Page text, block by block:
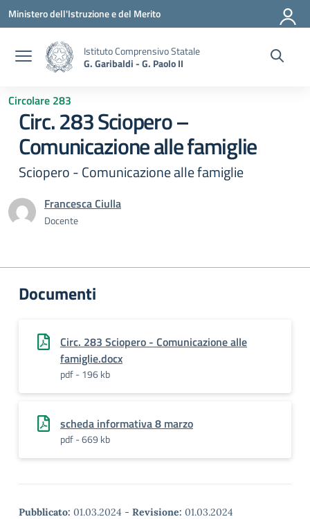
Vai ai contenuti
Vai al menu di navigazione
Vai al footer
Ministero dell'Istruzione e del Merito
Istituto Comprensivo Statale
G. Garibaldi - G. Paolo II
Circolare 283
Circ. 283 Sciopero –
Comunicazione alle famiglie
Sciopero - Comunicazione alle famiglie
Francesca Ciulla
Docente
Documenti
Circ. 283 Sciopero - Comunicazione alle
famiglie.docx
pdf - 196 kb
scheda informativa 8 marzo
pdf - 669 kb
Pubblicato: 01.03.2024 - Revisione: 01.03.2024